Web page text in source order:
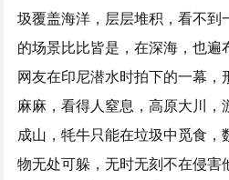
圾覆盖海洋，层层堆积，看不
的场景比比皆是，在深海，也遍
网友在印尼潜水时拍下的一幕
麻麻，看得人窒息，高原大川，
成山，牦牛只能在垃圾中觅食，
物无处可躲，无时无刻不在侵害